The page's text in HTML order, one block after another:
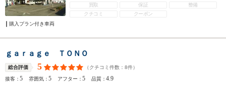
買取
保証
整備
クチコミ
クーポン
購入プラン付き車両
ｇａｒａｇｅ ＴＯＮＯ
総合評価 5 （クチコミ件数： 8件）
接客：5 雰囲気：5 アフター：5 品質：4.9